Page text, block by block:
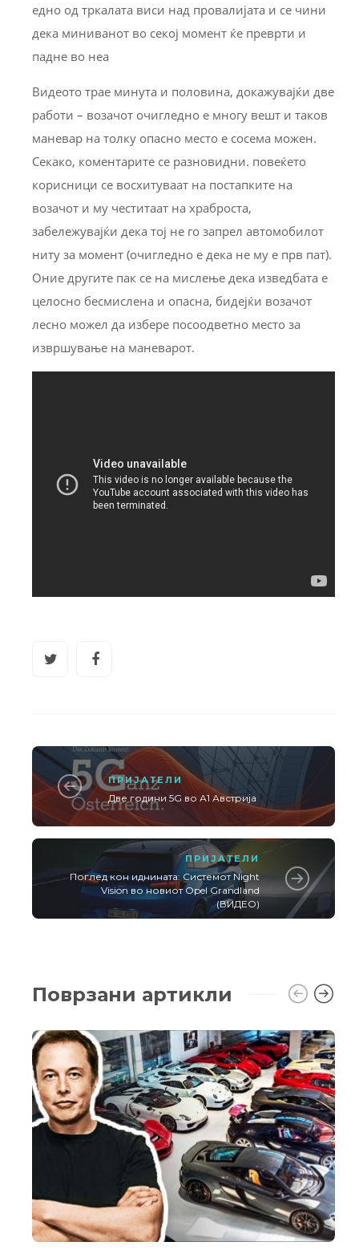
едно од тркалата виси над провалијата и се чини
дека миниванот во секој момент ќе преврти и
падне во неа
Видеото трае минута и половина, докажувајќи две
работи – возачот очигледно е многу вешт и таков
маневар на толку опасно место е сосема можен.
Секако, коментарите се разновидни. повеќето
корисници се восхитуваат на постапките на
возачот и му честитаат на храброста,
забележувајќи дека тој не го запрел автомобилот
ниту за момент (очигледно е дека не му е прв пат).
Оние другите пак се на мислење дека изведбата е
целосно бесмислена и опасна, бидејќи возачот
лесно можел да избере посоодветно место за
извршување на маневарот.
ПРИЈАТЕЛИ
Две години 5G во А1 Австрија
ПРИЈАТЕЛИ
Поглед кон иднината: Системот Night
Vision во новиот Opel Grandland
(ВИДЕО)
Поврзани артикли